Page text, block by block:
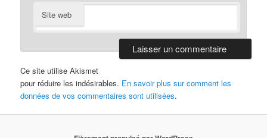
Site web
Ce site utilise Akismet
pour réduire les indésirables. En savoir plus sur comment les
données de vos commentaires sont utilisées.